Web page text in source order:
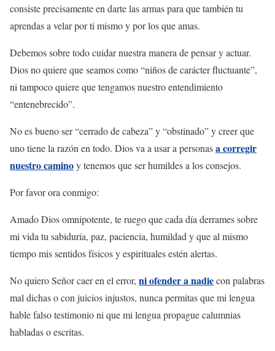
consiste precisamente en darte las armas para que también tu
aprendas a velar por ti mismo y por los que amas.
Debemos sobre todo cuidar nuestra manera de pensar y actuar.
Dios no quiere que seamos como “niños de carácter fluctuante”,
ni tampoco quiere que tengamos nuestro entendimiento
“entenebrecido”.
No es bueno ser “cerrado de cabeza” y “obstinado” y creer que
uno tiene la razón en todo. Dios va a usar a personasa corregir
nuestro caminoy tenemos que ser humildes a los consejos.
Por favor ora conmigo:
Amado Dios omnipotente, te ruego que cada día derrames sobre
mi vida tu sabiduría, paz, paciencia, humildad y que al mismo
tiempo mis sentidos físicos y espirituales estén alertas.
No quiero Señor caer en el error, ni ofender a nadiecon palabras
mal dichas o con juicios injustos, nunca permitas que mi lengua
hable falso testimonio ni que mi lengua propague calumnias
habladas o escritas.